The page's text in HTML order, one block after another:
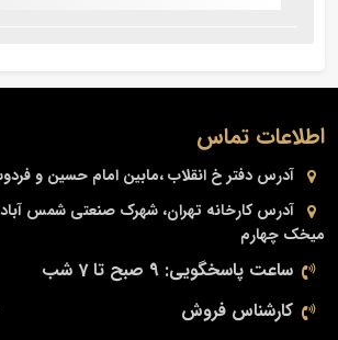
اطلاعات تماس
آدرس دفتر خ انقلاب ،مابین امام حسین و
آدرس کارخانه تهران، شهرک صنعتی شمس
میخک چهارم
ساعت پاسخگویی: 9 صبح تا 7 شب
کارشناس فروش